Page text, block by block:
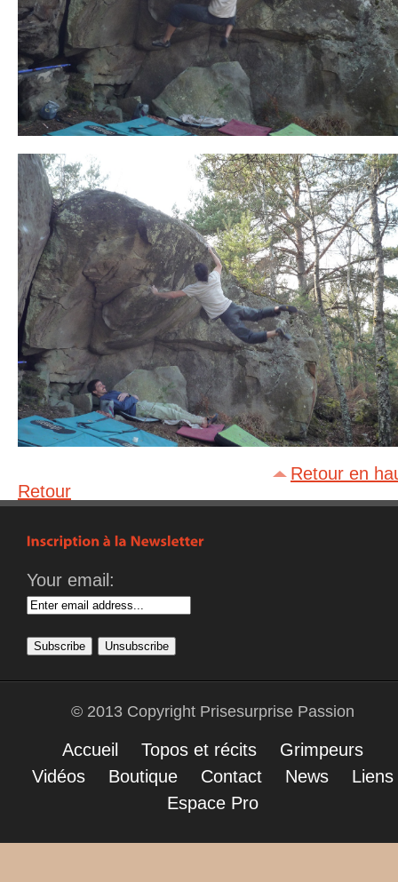
Retour en
Retour
Your email:
© 2013 Copyright Prisesurprise Passion
Accueil Topos et récits
Grimpeurs
Vidéos
Boutique Contact News
Liens
Espace Pro